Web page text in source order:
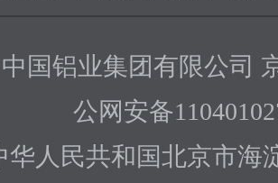
国铝业集团有限公司
公网安备
华人民共和国北京市海